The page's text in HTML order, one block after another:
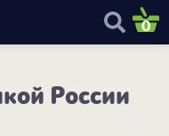
0
России